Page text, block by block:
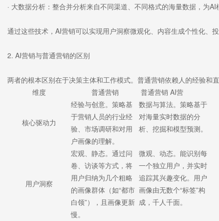
· 大数据分析：整合并分析来自不同渠道、不同格式的海量数据，为AI
通过这些技术，AI营销可以实现用户洞察微观化、内容生成个性化、
2. AI营销与普通营销的区别
两者的根本区别在于决策主体和工作模式。普通营销依赖人的经验和
维度
普通营销 普通营销 AI营
核心驱动力
经验与创意。策略基
于营销人员的行业经
验、市场调研和对用
户画像的理解。
数据与算法。策略基于
对海量实时数据的分
析、挖掘和模型预测。
用户洞察
宏观、静态。通过问
卷、访谈等方式，将
用户归纳为几个粗略
的画像群体（如“都市
白领”），且画像更新
慢。
微观、动态。能识别每
一个独立用户，并实时
追踪其兴趣变化。用户
画像由无数个“标签”构
成，千人千面。